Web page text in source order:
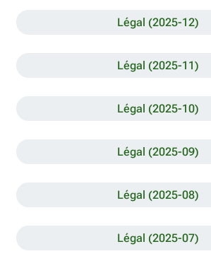
Légal (2025-12)
Légal (2025-11)
Légal (2025-10)
Légal (2025-09)
Légal (2025-08)
Légal (2025-07)